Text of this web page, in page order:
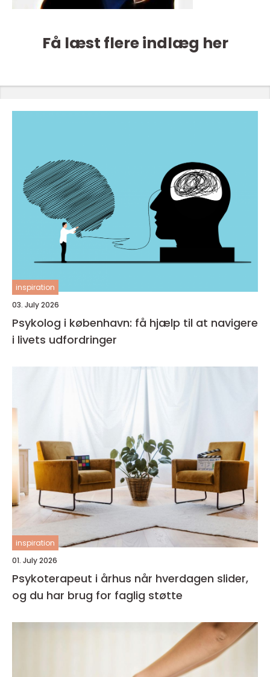
Få læst flere indlæg her
inspiration
03. July 2026
Psykolog i københavn: få hjælp til at navigere
i livets udfordringer
inspiration
01. July 2026
Psykoterapeut i århus når hverdagen slider,
og du har brug for faglig støtte